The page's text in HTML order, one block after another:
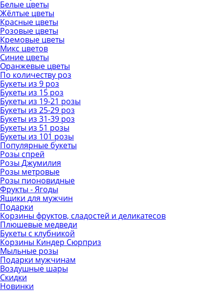
Белые цветы
Жёлтые цветы
Красные цветы
Розовые цветы
Кремовые цветы
Микс цветов
Синие цветы
Оранжевые цветы
По количеству роз
Букеты из 9 роз
Букеты из 15 роз
Букеты из 19-21 розы
Букеты из 25-29 роз
Букеты из 31-39 роз
Букеты из 51 розы
Букеты из 101 розы
Популярные букеты
Розы спрей
Розы Джумилия
Розы метровые
Розы пионовидные
Фрукты - Ягоды
Ящики для мужчин
Подарки
Корзины фруктов, сладостей и деликатесов
Плюшевые медведи
Букеты с клубникой
Корзины Киндер Сюрприз
Мыльные розы
Подарки мужчинам
Воздушные шары
Скидки
Новинки